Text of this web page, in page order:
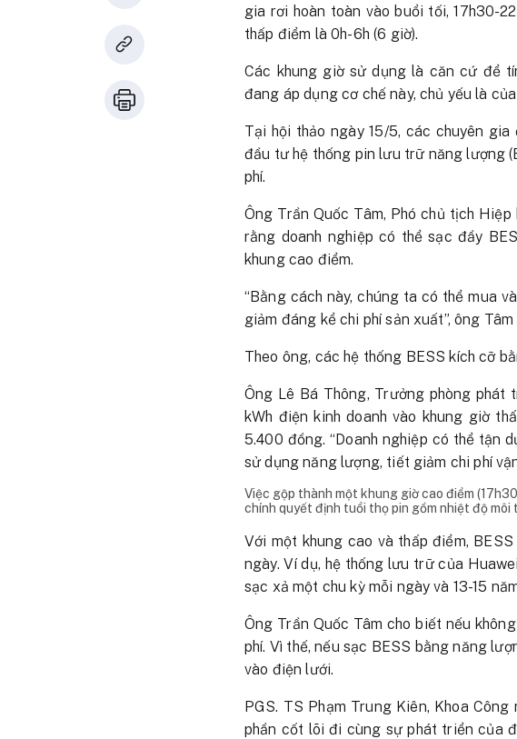
gia rơi hoàn toàn vào buổi tối, 17h30-
thấp điểm là 0h-6h (6 giờ).
Các khung giờ sử dụng là căn cứ để
đang áp dụng cơ chế này, chủ yếu là
Tại hội thảo ngày 15/5, các chuyên
đầu tư hệ thống pin lưu trữ năng lượng
phí.
Ông Trần Quốc Tâm, Phó chủ tịch
rằng doanh nghiệp có thể sạc đầy
khung cao điểm.
“Bằng cách này, chúng ta có thể mua
giảm đáng kể chi phí sản xuất”, ông Tâm
Theo ông, các hệ thống BESS kích cỡ
Ông Lê Bá Thông, Trưởng phòng phát
kWh điện kinh doanh vào khung giờ
5.400 đồng. “Doanh nghiệp có thể tận
sử dụng năng lượng, tiết giảm chi phí
Việc gộp thành một khung giờ cao điểm
chính quyết định tuổi thọ pin gồm nhiệt độ
Với một khung cao và thấp điểm,
ngày. Ví dụ, hệ thống lưu trữ của
sạc xả một chu kỳ mỗi ngày và 13-15
Ông Trần Quốc Tâm cho biết nếu
phí. Vì thế, nếu sạc BESS bằng năng
vào điện lưới.
PGS. TS Phạm Trung Kiên, Khoa
phần cốt lõi đi cùng sự phát triển của